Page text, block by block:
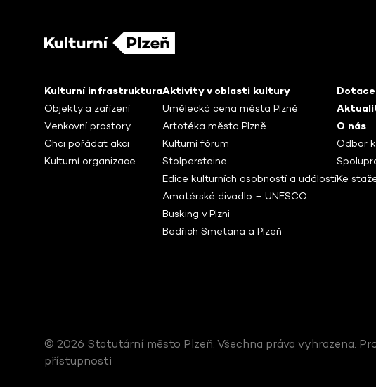
Kulturní infrastruktura
Objekty a zařízení
Venkovní prostory
Chci pořádat akci
Kulturní organizace
Aktivity v oblasti kultury
Umělecká cena města Plzně
Artotéka města Plzně
Kulturní fórum
Stolpersteine
Edice kulturních osobností a událostí
Amatérské divadlo – UNESCO
Busking v Plzni
Bedřich Smetana a Plzeň
Dotace
O nás
Odbor
Ke
© 2026 Statutární město Plzeň. Všechna práva vyhrazena.
přístupnosti